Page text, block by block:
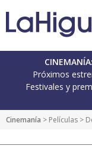
CINEMANÍA:
Próximos
Festivales y
Cinemanía > Películas >